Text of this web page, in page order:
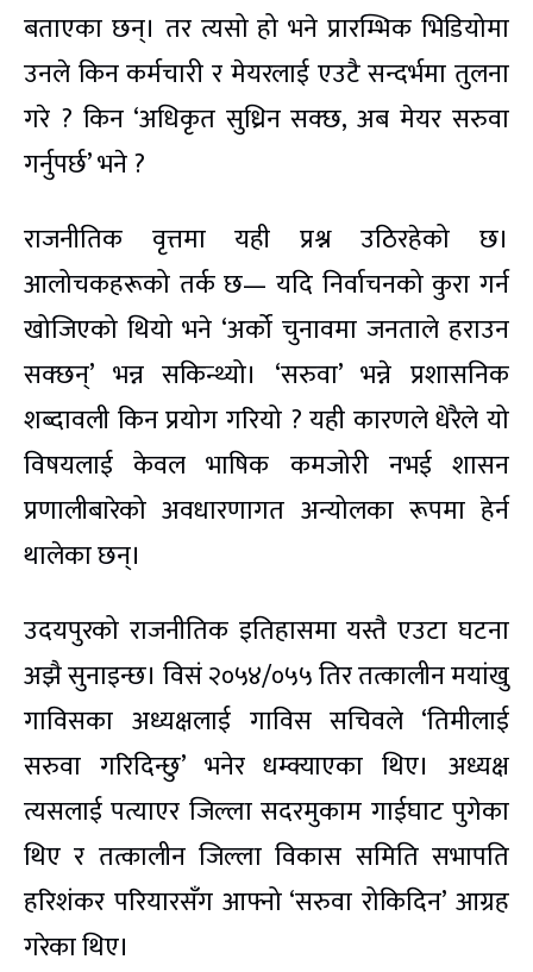
बताएका छन्। तर त्यसो हो भने प्रारम्भिक भिडियोमा
उनले किन कर्मचारी र मेयरलाई एउटै सन्दर्भमा तुलना
गरे ? किन ‘अधिकृत सुध्रिन सक्छ, अब मेयर सरुवा
गर्नुपर्छ’ भने ?
राजनीतिक वृत्तमा यही प्रश्न उठिरहेको छ।
आलोचकहरूको तर्क छ— यदि निर्वाचनको कुरा गर्न
खोजिएको थियो भने ‘अर्को चुनावमा जनताले हराउन
सक्छन्’ भन्न सकिन्थ्यो। ‘सरुवा’ भन्ने प्रशासनिक
शब्दावली किन प्रयोग गरियो ? यही कारणले धेरैले यो
विषयलाई केवल भाषिक कमजोरी नभई शासन
प्रणालीबारेको अवधारणागत अन्योलका रूपमा हेर्न
थालेका छन्।
उदयपुरको राजनीतिक इतिहासमा यस्तै एउटा घटना
अझै सुनाइन्छ। विसं २०५४/०५५ तिर तत्कालीन मयांखु
गाविसका अध्यक्षलाई गाविस सचिवले ‘तिमीलाई
सरुवा गरिदिन्छु’ भनेर धम्क्याएका थिए। अध्यक्ष
त्यसलाई पत्याएर जिल्ला सदरमुकाम गाईघाट पुगेका
थिए र तत्कालीन जिल्ला विकास समिति सभापति
हरिशंकर परियारसँग आफ्नो ‘सरुवा रोकिदिन’ आग्रह
गरेका थिए।